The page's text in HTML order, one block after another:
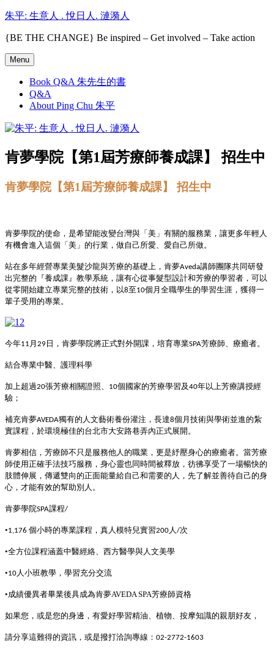
Skip
content
朱平: 生意人 . 悅日人. 漣漪人
{BE THE CHANGE} Be inspired – Get involved – Take action
Menu
Book Q&A 朱先生的書
Q&A
About Ping Chu 朱平
肯夢學院【第1屆芳療師養成課】 招生中
肯夢學院【第1屆芳療師養成課】 招生中
肯夢學院的使命，是希望能改變台灣與「美」有關的服務業，讓更多年輕人
有機會進入這個「美」的行業，做自己所愛、愛自己所做。
站在多年經營專業美髮沙龍與芳療的基礎上，肯夢Aveda講師團隊共同研發
出完整的『養成課』教學系統，讓有心從事髮型設計和芳療的學習者，可以
從零開始建立專業完整的技術，以8至10個月全職學生的學習生涯，獲得一
輩子受用的專業。
今年11 月 29日 ，肯夢學院將正式對外開課，培育專業SPA芳療師、療癒者。
結合專業中醫、護理科學
加上超過20張芳療相關證照、 10個國家的芳療學習及40年以上芳療講授經
驗；
補充肯夢AVEDA獨有的人文藝術養份灌注，長達8個月技術與學術並進的紮
實課程，於環境極佳的台北市大安路巷弄內正式展開。
肯夢相信，芳療師不只是服務他人的職業，更是紓壓身心的療癒者。當芳療
師使用正確手法技巧服務，身心靈也同時間被釋放，彷彿享受了一場暢快的
肢體伸展，傳遞雙向的正面能量給自己和需要的人，先了解並善待自己的身
心，才能有效的幫助別人。
肯夢學院SPA課程/
•1,176 個小時的專業課程，真人模特兒實習200 人 /次
•全方位課程涵蓋中醫經絡、西方醫學與人文美學
•10 人小班教學，學習充分交流
•成績優異者畢業後具成為肯夢AVEDA SPA芳療師資格
如果您，或是您的身邊，有愛好學習精油、植物、按摩知識的親朋好友，
請分享這難得的資訊，或是撥打洽詢專線： 02-2772-1603